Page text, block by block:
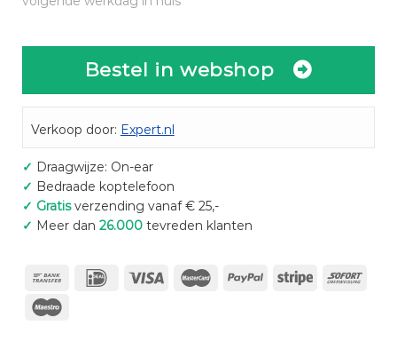
Bestel in webshop
Verkoop door: Expert.nl
✓ Draagwijze: On-ear
✓ Bedraade koptelefoon
✓ Gratisverzending vanaf € 25,-
✓ Meer dan 26.000tevreden klanten